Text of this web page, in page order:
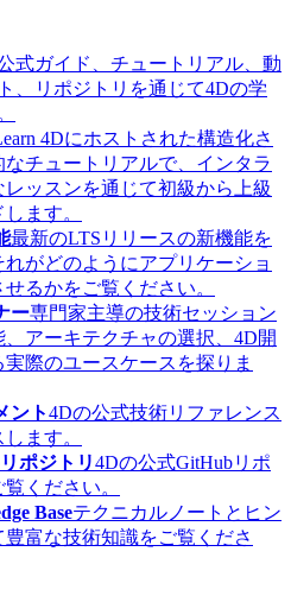
式ガイド、チュートリアル、動
、リポジトリを通じて4Dの学
4Dにホストされた構造化さ
なチュートリアルで、インタラ
レッスンを通じて初級から上級
ます。
最新のLTSリリースの新機能を
がどのようにアプリケーショ
るかをご覧ください。
ー専門家主導の技術セッション
、アーキテクチャの選択、4D開
際のユースケースを探りま
ント4Dの公式技術リファレンス
ます。
ポジトリ4Dの公式GitHubリポ
ください。
Baseテクニカルノートとヒン
豊富な技術知識をご覧くださ